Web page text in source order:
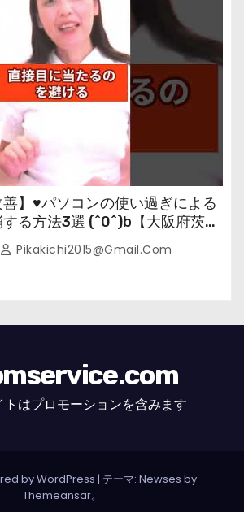
善】♥パソコンの使い過ぎによる
る方法3選 (^0^)b【大阪府茨木
灸・整体師が教えます。】
Pikakichi2015@gmail.com
トはプロモーションを含みます
by WordPress | テーマ: Newses by
Themeansar。